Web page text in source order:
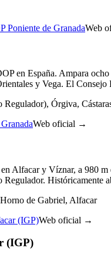
Poniente de GranadaWeb
en España. Ampara
y Vega. El
Regulador), Órgiva,
Web oficial →
Alfacar y Víznar, a 980
Históricamente
de Gabriel, Alfacar
(IGP)Web oficial →
(IGP)